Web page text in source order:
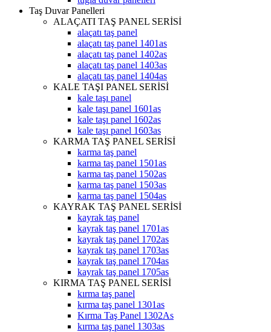
Taş Duvar Panelleri
ALAÇATI TAŞ PANEL SERİSİ
alaçatı taş panel
alaçatı taş panel 1401as
alaçatı taş panel 1402as
alaçatı taş panel 1403as
alaçatı taş panel 1404as
KALE TAŞI PANEL SERİSİ
kale taşı panel
kale taşı panel 1601as
kale taşı panel 1602as
kale taşı panel 1603as
KARMA TAŞ PANEL SERİSİ
karma taş panel
karma taş panel 1501as
karma taş panel 1502as
karma taş panel 1503as
karma taş panel 1504as
KAYRAK TAŞ PANEL SERİSİ
kayrak taş panel
kayrak taş panel 1701as
kayrak taş panel 1702as
kayrak taş panel 1703as
kayrak taş panel 1704as
kayrak taş panel 1705as
KIRMA TAŞ PANEL SERİSİ
kırma taş panel
kırma taş panel 1301as
Kırma Taş Panel 1302As
kırma taş panel 1303as